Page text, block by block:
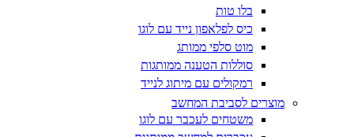
בלו טות
כיס לפלאפון נייד עם לוגו
מוט סלפי ממותג
סוללות הטענה ממותגות
רמקולים עם מיתוג לנייד
מוצרים לסביבת המחשב
משטחים לעכבר עם לוגו